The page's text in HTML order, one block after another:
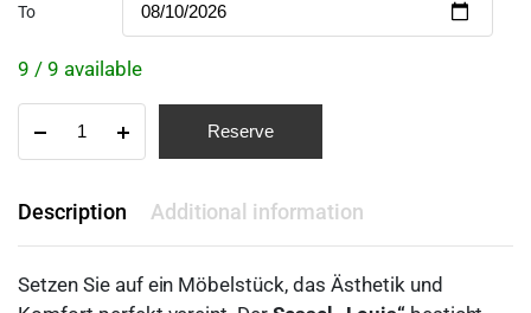
To
9 / 9 available
Reserve
Description Additional information
Setzen Sie auf ein Möbelstück, das Ästhetik und